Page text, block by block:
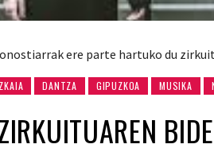
ere parte hartuko du
DANTZA GIPUZKOA MUSIKA